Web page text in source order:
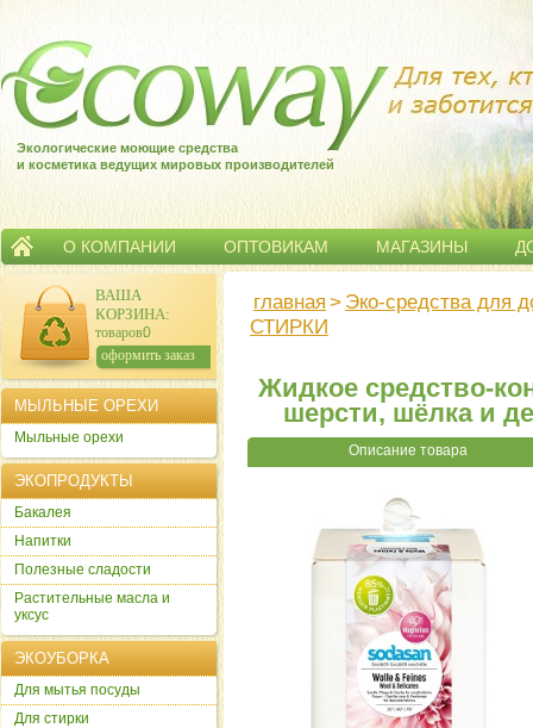
Экологические моющие средства
и косметика ведущих мировых производителей
О КОМПАНИИ ОПТОВИКАМ МАГАЗИНЫ
главная > Эко-средства для
СТИРКИ
Жидкое средство-
шерсти, шёлка и
Описание товара
ВАША
КОРЗИНА:
товаров:0
сумма: 0р.
оформить заказ
МЫЛЬНЫЕ ОРЕХИ
Мыльные орехи
ЭКОПРОДУКТЫ
Бакалея
Напитки
Полезные сладости
Растительные масла и
уксус
ЭКОУБОРКА
Для мытья посуды
Для стирки